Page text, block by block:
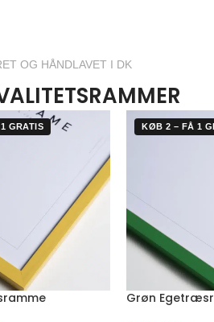
OG HÅNDLAVET I DK
GRATIS KØB 2 – FÅ 1
Rød